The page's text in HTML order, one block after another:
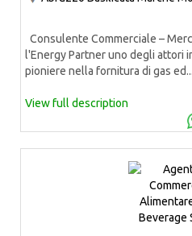
Consulente Commerciale –
l'Energy Partner uno degli attori
pioniere nella fornitura di gas ed...
View full description